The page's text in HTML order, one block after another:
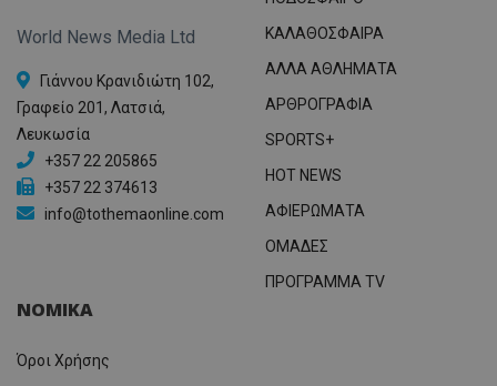
World News Media Ltd
Γιάννου Κρανιδιώτη 102,
Γραφείο 201, Λατσιά,
Λευκωσία
+357 22 205865
+357 22 374613
info@tothemaonline.com
ΚΑΛΑΘΟΣΦΑΙΡΑ
ΑΛΛΑ ΑΘΛΗΜΑΤΑ
ΑΡΘΡΟΓΡΑΦΙΑ
SPORTS+
HOT NEWS
ΑΦΙΕΡΩΜΑΤΑ
ΟΜΑΔΕΣ
ΠΡΟΓΡΑΜΜΑ TV
ΝΟΜΙΚΑ
Όροι Χρήσης